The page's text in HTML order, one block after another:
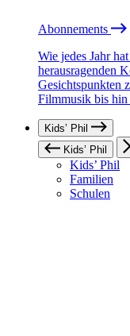
Abonnements
Wie jedes Jahr
herausragenden
Gesichtspunkten
Filmmusik bis hin
Kids’ Phil
Kids’ Phil
Kids’ Phil
Familien
Schulen